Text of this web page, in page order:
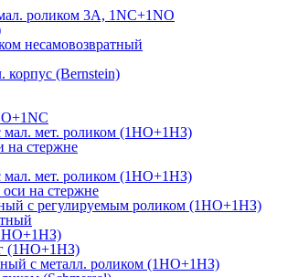
роликом 3А, 1NC+1NO
несамовозвратный
корпус (Bernstein)
мал. мет. роликом (1НО+1НЗ)
на стержне
мал. мет. роликом (1НО+1НЗ)
на стержне
с регулируемым роликом (1НО+1НЗ)
(1НО+1НЗ)
с металл. роликом (1НО+1НЗ)